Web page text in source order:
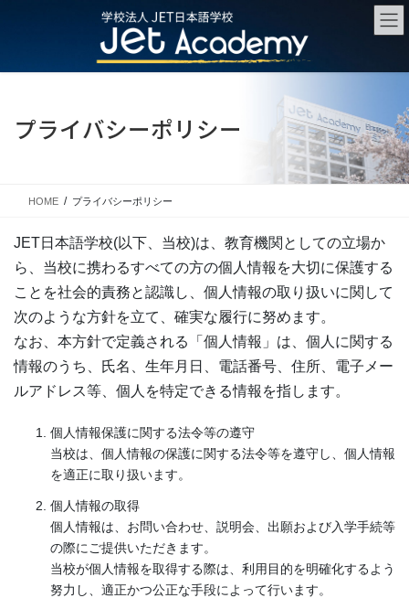
プライバシーポリシー
HOME プライバシーポリシー
JET日本語学校(以下、当校)は、教育機関としての立場か
ら、当校に携わるすべての方の個人情報を大切に保護する
ことを社会的責務と認識し、個人情報の取り扱いに関して
次のような方針を立て、確実な履行に努めます。
なお、本方針で定義される「個人情報」は、個人に関する
情報のうち、氏名、生年月日、電話番号、住所、電子メー
ルアドレス等、個人を特定できる情報を指します。
個人情報保護に関する法令等の遵守
当校は、個人情報の保護に関する法令等を遵守し、個人情報
を適正に取り扱います。
個人情報の取得
個人情報は、お問い合わせ、説明会、出願および入学手続等
の際にご提供いただきます。
当校が個人情報を取得する際は、利用目的を明確化するよう
努力し、適正かつ公正な手段によって行います。